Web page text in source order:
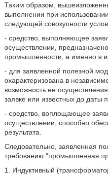
Таким образом,
выполнении при
следующей совокупности
- средство, выполняющее
осуществлении,
промышленности, а именно в
- для заявленной полезной
охарактеризована в
возможность ее
заявке или известных до даты
- средство, воплощающее
осуществлении, способно
результата.
Следовательно, заявленная
требованию "промышленная
1. Индуктивный